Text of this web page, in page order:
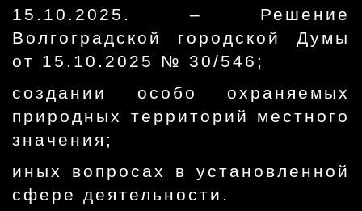
15.10.2025. – Решение
Волгоградской городской Думы
от 15.10.2025 № 30/546;
создании особо охраняемых
природных территорий местного
значения;
иных вопросах в установленной
сфере деятельности.